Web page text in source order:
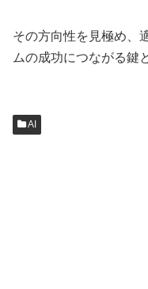
その方向性を見極め、
ムの成功につながる鍵
AI